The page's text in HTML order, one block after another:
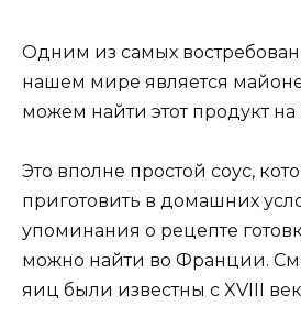
Одним из самых
нашем мире является
можем найти этот продукт на
Это вполне простой соус,
приготовить в домашних
упоминания о рецепте
можно найти во Франции.
яиц были известны с XVIII